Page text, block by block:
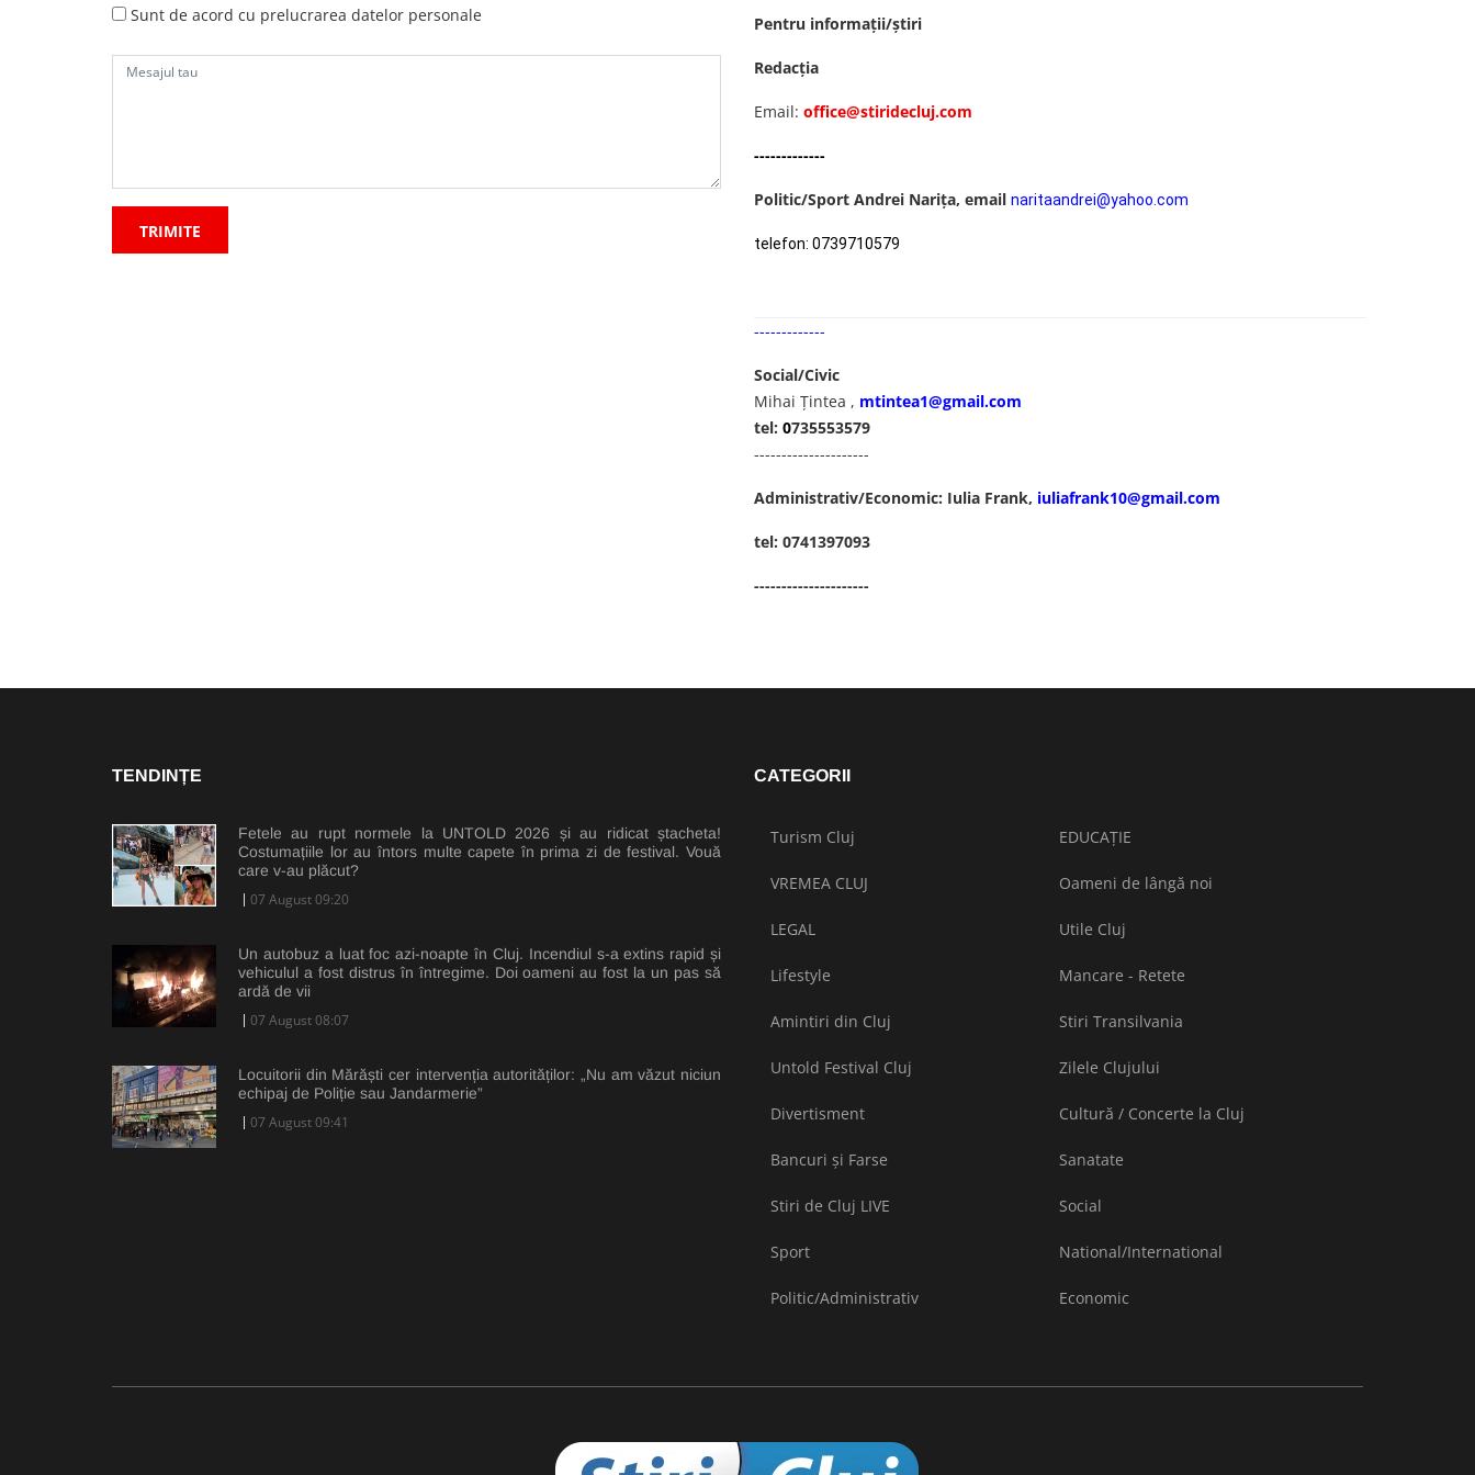
Sunt de acord cu prelucrarea datelor personale
TRIMITE
Pentru informații/știri
Redacția
Email: office@stiridecluj.com
-------------
Politic/Sport Andrei Narița, email naritaandrei@yahoo.com
telefon: 0739710579
-------------
Social/Civic
Mihai Țintea , mtintea1@gmail.com
tel: 0735553579
---------------------
Administrativ/Economic: Iulia Frank, iuliafrank10@gmail.com
tel: 0741397093
---------------------
TENDINȚE
Fetele au rupt normele la UNTOLD 2026 și au ridicat ștacheta!
Costumațiile lor au întors multe capete în prima zi de festival. Vouă
care v-au plăcut?
07 August 09:20
Un autobuz a luat foc azi-noapte în Cluj. Incendiul s-a extins rapid și
vehiculul a fost distrus în întregime. Doi oameni au fost la un pas să
ardă de vii
07 August 08:07
Locuitorii din Mărăști cer intervenția autorităților: „Nu am văzut niciun
echipaj de Poliție sau Jandarmerie”
07 August 09:41
CATEGORII
Turism Cluj EDUCAȚIE
VREMEA CLUJ Oameni de lângă noi
LEGAL Utile Cluj
Lifestyle Mancare - Retete
Amintiri din Cluj Stiri Transilvania
Untold Festival Cluj Zilele Clujului
Divertisment Cultură / Concerte la Cluj
Bancuri și Farse Sanatate
Stiri de Cluj LIVE Social
Sport National/International
Politic/Administrativ Economic